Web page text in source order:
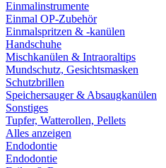
Einmalinstrumente
Einmal OP-Zubehör
Einmalspritzen & -kanülen
Handschuhe
Mischkanülen & Intraoraltips
Mundschutz, Gesichtsmasken
Schutzbrillen
Speichersauger & Absaugkanülen
Sonstiges
Tupfer, Watterollen, Pellets
Alles anzeigen
Endodontie
Endodontie